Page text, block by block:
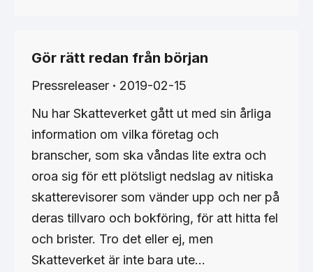
Gör rätt redan från början
Pressreleaser
2019-02-15
Nu har Skatteverket gått ut med sin årliga
information om vilka företag och
branscher, som ska våndas lite extra och
oroa sig för ett plötsligt nedslag av nitiska
skatterevisorer som vänder upp och ner på
deras tillvaro och bokföring, för att hitta fel
och brister. Tro det eller ej, men
Skatteverket är inte bara ute…